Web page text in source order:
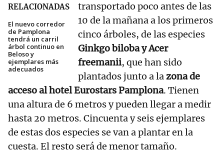
RELACIONADAS
El nuevo corredor
de Pamplona
tendrá un carril
árbol continuo en
Beloso y
ejemplares más
adecuados
transportado poco antes de las
10 de la mañana a los primeros
cinco árboles, de las especies
Ginkgo biloba y Acer
freemanii, que han sido
plantados junto a lazona de
acceso al hotel Eurostars Pamplona. Tienen
una altura de 6 metros y pueden llegar a medir
hasta 20 metros. Cincuenta y seis ejemplares
de estas dos especies se van a plantar en la
cuesta. El resto será de menor tamaño.